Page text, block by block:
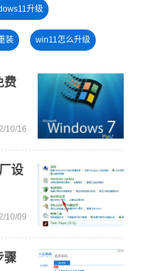
升级
装 win11怎么升级
费
10/16
设
10/09
骤